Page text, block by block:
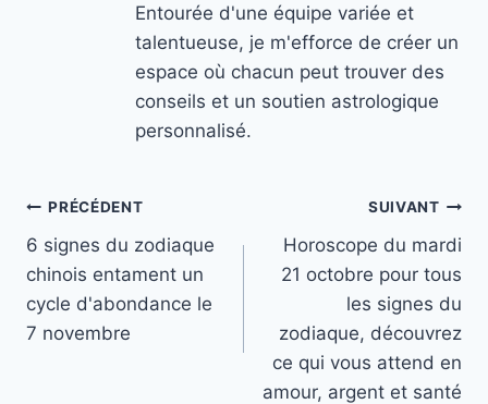
Entourée d'une équipe variée et
talentueuse, je m'efforce de créer un
espace où chacun peut trouver des
conseils et un soutien astrologique
personnalisé.
Navigation
de
l’article
PRÉCÉDENT
6 signes du zodiaque
chinois entament un
cycle d'abondance le
7 novembre
SUIVANT
Horoscope du mardi
21 octobre pour tous
les signes du
zodiaque, découvrez
ce qui vous attend en
amour, argent et santé